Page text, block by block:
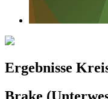
Ergebnisse
Brake